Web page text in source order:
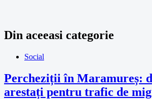
Din aceeasi categorie
Social
Percheziții în Maramureș:
arestați pentru trafic de